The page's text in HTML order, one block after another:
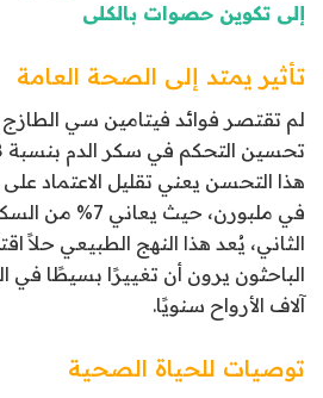
إلى تكوين حصوات بالكلى
تأثير يمتد إلى الصحة العامة
لم تقتصر فوائد فيتامين سي
هذا التحسن يعني تقليل الاعتماد
في ملبورن، حيث
الثاني، يُعد هذا النهج الطبيعي حلاً
الباحثون يرون أن تغييرًا بسيطًا في
آلاف الأرواح سنويًا.
توصيات للحياة الصحية